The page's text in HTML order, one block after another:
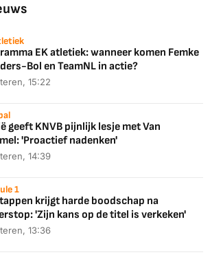
EK atletiek: wanneer komen Femke
Bol en TeamNL in actie?
15:22
geeft KNVB pijnlijk lesje met Van
'Proactief nadenken'
14:39
1
krijgt harde boodschap na
'Zijn kans op de titel is verkeken'
13:36